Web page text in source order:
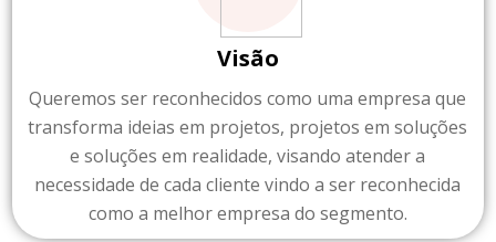
Visão
Queremos ser reconhecidos como uma empresa que
transforma ideias em projetos, projetos em soluções
e soluções em realidade, visando atender a
necessidade de cada cliente vindo a ser reconhecida
como a melhor empresa do segmento.